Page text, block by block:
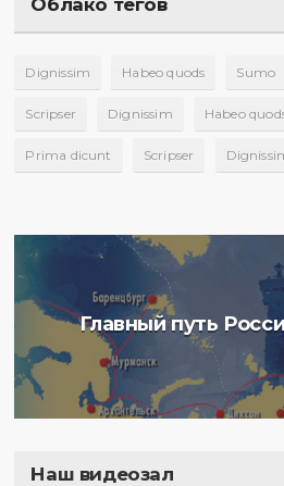
Dignissim Habeo quods Sumo
Scripser Dignissim Habeo
Prima dicunt Scripser
Главный путь
Наш видеозал